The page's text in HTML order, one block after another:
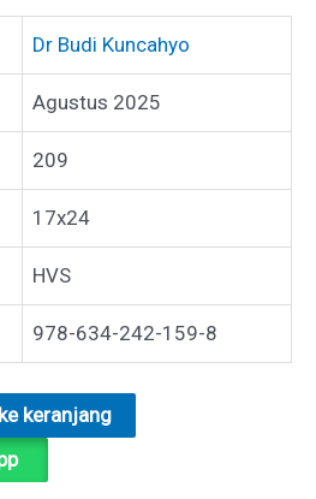
Dr Budi Kuncahyo
Agustus 2025
209
17x24
HVS
978-634-242-159-8
keranjang